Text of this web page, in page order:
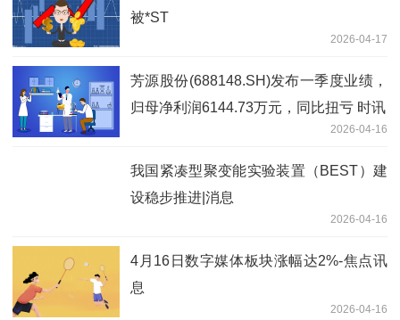
被*ST
2026-04-17
芳源股份(688148.SH)发布一季度业绩，
归母净利润6144.73万元，同比扭亏 时讯
2026-04-16
我国紧凑型聚变能实验装置（BEST）建
设稳步推进|消息
2026-04-16
4月16日数字媒体板块涨幅达2%-焦点讯
息
2026-04-16